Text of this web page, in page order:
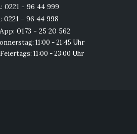
0221 - 96 44 999
0221 - 96 44 998
0173 - 25 20 562
11:00 - 21:45 Uhr
11:00 - 23:00 Uhr